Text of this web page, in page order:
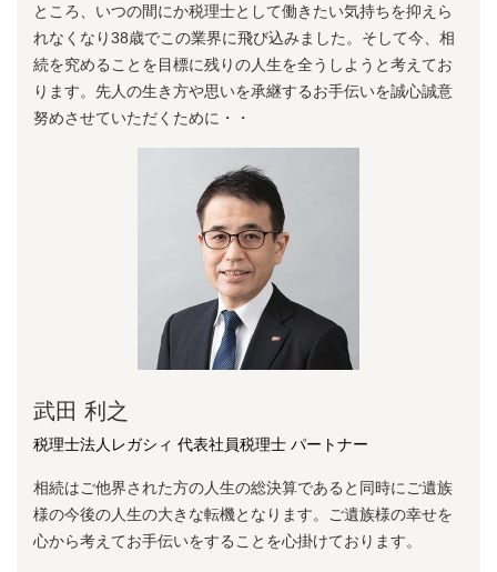
ところ、いつの間にか税理⼠として働きたい気持ちを抑えら
れなくなり38歳でこの業界に⾶び込みました。そして今、相
続を究めることを⽬標に残りの⼈⽣を全うしようと考えてお
ります。先⼈の⽣き⽅や思いを承継するお⼿伝いを誠⼼誠意
努めさせていただくために・・
武田 利之
税理士法人レガシィ 代表社員税理士 パートナー
相続はご他界された方の人生の総決算であると同時にご遺族
様の今後の人生の大きな転機となります。ご遺族様の幸せを
心から考えてお手伝いをすることを心掛けております。